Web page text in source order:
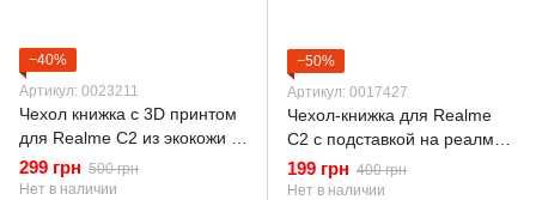
−40%
Артикул: 0023211
Чехол книжка с 3D принтом
для Realme C2 из экокожи с
подставкой и магнитом
черная gd2
299 грн 500 грн
Нет в наличии
−50%
Артикул: 0017427
Чехол-книжка для Realme
C2 с подставкой на реалми
с2 черная gd1
199 грн 400 грн
Нет в наличии